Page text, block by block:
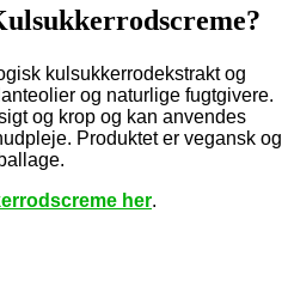
kulsukkerrodekstrakt og
og naturlige fugtgivere.
og krop og kan anvendes
Produktet er vegansk og
her.